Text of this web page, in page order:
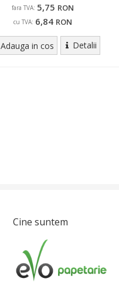
fara TVA: 5,75 RON
cu TVA: 6,84 RON
Adauga in cos Detalii
Cine suntem